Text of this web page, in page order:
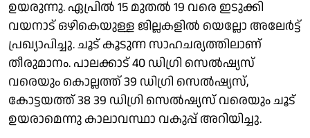
ഉയരുന്നു. ഏപ്രിൽ 15 മുതൽ 19 വരെ ഇടുക്കി
വയനാട് ഒഴികെയുള്ള ജില്ലകളിൽ യെല്ലോ അലേർട്ട്
പ്രഖ്യാപിച്ചു. ചൂട് കൂടുന്ന സാഹചര്യത്തിലാണ്
തീരുമാനം. പാലക്കാട് 40 ഡിഗ്രി സെൽഷ്യസ്
വരെയും കൊല്ലത്ത് 39 ഡിഗ്രി സെൽഷ്യസ്,
കോട്ടയത്ത് 38 39 ഡിഗ്രി സെൽഷ്യസ് വരെയും ചൂട്
ഉയരാമെന്നു കാലാവസ്ഥാ വകുപ്പ് അറിയിച്ചു.